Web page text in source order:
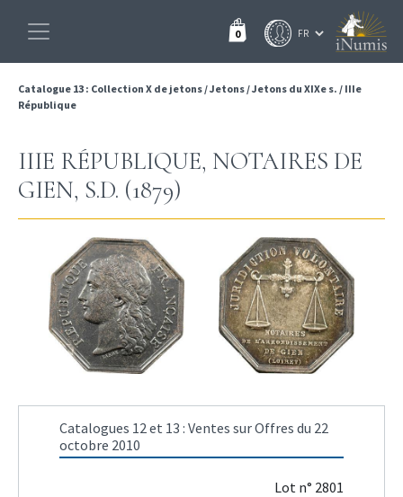
0
Catalogue 13 : Collection X de jetons/Jetons/Jetons du XIXe s. / IIIe
République
IIIE RÉPUBLIQUE, NOTAIRES DE
GIEN, S.D. (1879)
Catalogues 12 et 13 : Ventes sur Offres du 22
octobre 2010
Lot n° 2801